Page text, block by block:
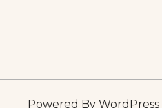
Powered By WordPress |